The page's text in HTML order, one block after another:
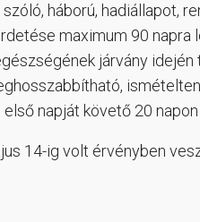
háború, hadiállapot,
maximum 90 napra
járvány
ismételten
napját követő 20 napon
14-ig volt érvényben